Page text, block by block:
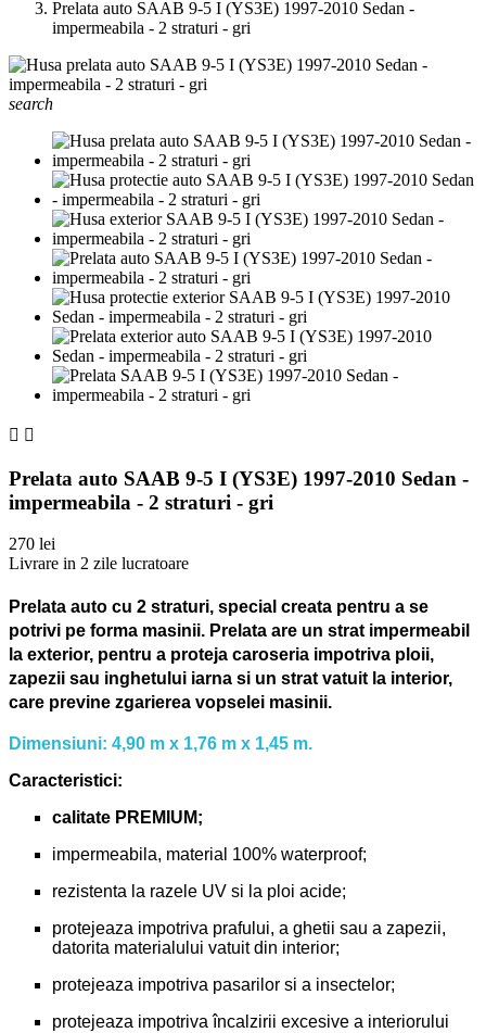
Prelata auto SAAB 9-5 I (YS3E) 1997-2010 Sedan -
impermeabila - 2 straturi - gri
search
 
Prelata auto SAAB 9-5 I (YS3E) 1997-2010 Sedan -
impermeabila - 2 straturi - gri
270 lei
Livrare in 2 zile lucratoare
Prelata auto cu 2 straturi, special creata pentru a se
potrivi pe forma masinii. Prelata are un strat impermeabil
la exterior, pentru a proteja caroseria impotriva ploii,
zapezii sau inghetului iarna si un strat vatuit la interior,
care previne zgarierea vopselei masinii.
Dimensiuni: 4,90 m x 1,76 m x 1,45 m.
Caracteristici:
calitate PREMIUM;
impermeabila, material 100% waterproof;
rezistenta la razele UV si la ploi acide;
protejeaza impotriva prafului, a ghetii sau a zapezii,
datorita materialului vatuit din interior;
protejeaza impotriva pasarilor si a insectelor;
protejeaza impotriva încalzirii excesive a interiorului